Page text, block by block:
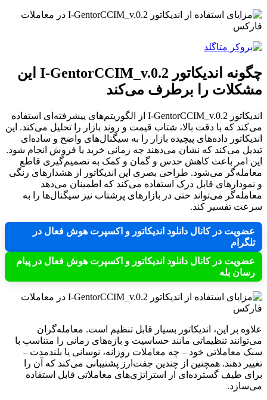
چگونه اندیکاتور I-GentorCCIM_v.0.2 این
مشکلات را برطرف می‌کند
اندیکاتور I-GentorCCIM_v.0.2 از الگوریتم‌های پیشرفته‌ای استفاده
می‌کند که با دقت بالا، شتاب قیمت و روند بازار را تحلیل می‌کند. این
اندیکاتور داده‌های پیچیده بازار را به سیگنال‌های واضح و ساده‌ای
تبدیل می‌کند که نشان می‌دهند چه زمانی خرید یا فروش انجام شود.
این امر باعث کاهش حدس و گمان و کمک به تصمیم‌گیری قاطع
معامله‌گر می‌شود. طراحی بصری این اندیکاتور از هشدارهای رنگی
و نمودارهای قابل درک استفاده می‌کند که اطمینان می‌دهد
معامله‌گر می‌تواند حتی در بازارهای پرشتاب نیز سیگنال‌ها را به
سرعت تفسیر کند.
عضویت در کانال دانلود اندیکاتور و اکسپرت هوش فعال در
تلگرام
عضویت در کانال دانلود اندیکاتور و اکسپرت هوش فعال در پیام
رسان بله
علاوه بر این، اندیکاتور بسیار قابل تنظیم است. معامله‌گران
می‌توانند تنظیماتی مانند حساسیت و بازه‌های زمانی را متناسب با
سبک معاملاتی خود – چه معاملات روزانه، نوسانی یا بلندمدت –
تغییر دهند. همچنین از چندین جفت‌ارز پشتیبانی می‌کند که آن را
برای طیف گسترده‌ای از استراتژی‌های معاملاتی قابل استفاده
می‌سازد.